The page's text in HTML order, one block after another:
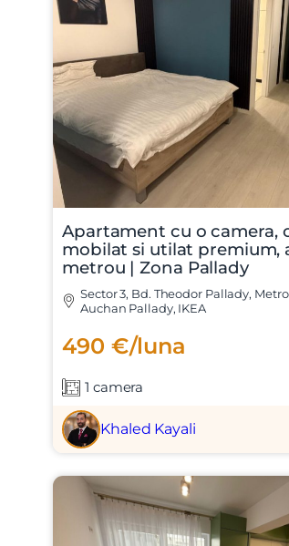
Apartament cu o camera,
mobilat si utilat premium,
metrou | Zona Pallady
Sector 3, Bd. Theodor Pallady,
Auchan Pallady, IKEA
490 €/luna
1 camera
Khaled Kayali